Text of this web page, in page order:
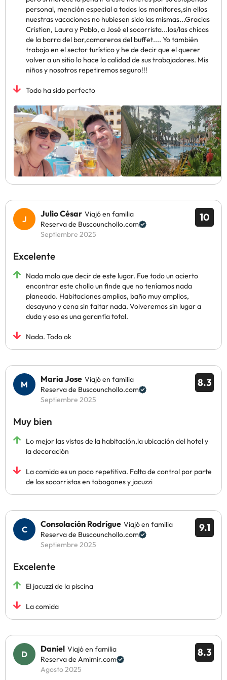
personal, mención especial a todos los monitores,sin ellos
nuestras vacaciones no hubiesen sido las mismas...Gracias
Cristian, Laura y Pablo, a José el socorrista...los/las chicas
de la barra del bar,camareros del buffet.... Yo también
trabajo en el sector turístico y he de decir que el querer
volver a un sitio lo hace la calidad de sus trabajadores. Mis
niños y nosotros repetiremos seguro!!!
Todo ha sido perfecto
10
Julio César Viajó en familia
Reserva de Buscounchollo.com
Septiembre 2025
Excelente
Nada malo que decir de este lugar. Fue todo un acierto
encontrar este chollo un finde que no teníamos nada
planeado. Habitaciones amplias, baño muy amplios,
desayuno y cena sin faltar nada. Volveremos sin lugar a
duda y eso es una garantía total.
Nada. Todo ok
8.3
Maria Jose Viajó en familia
Reserva de Buscounchollo.com
Septiembre 2025
Muy bien
Lo mejor las vistas de la habitación,la ubicación del hotel y
la decoración
La comida es un poco repetitiva. Falta de control por parte
de los socorristas en toboganes y jacuzzi
9.1
Consolación Rodrígue Viajó en familia
Reserva de Buscounchollo.com
Septiembre 2025
Excelente
El jacuzzi de la piscina
La comida
8.3
Daniel Viajó en familia
Reserva de Amimir.com
Agosto 2025